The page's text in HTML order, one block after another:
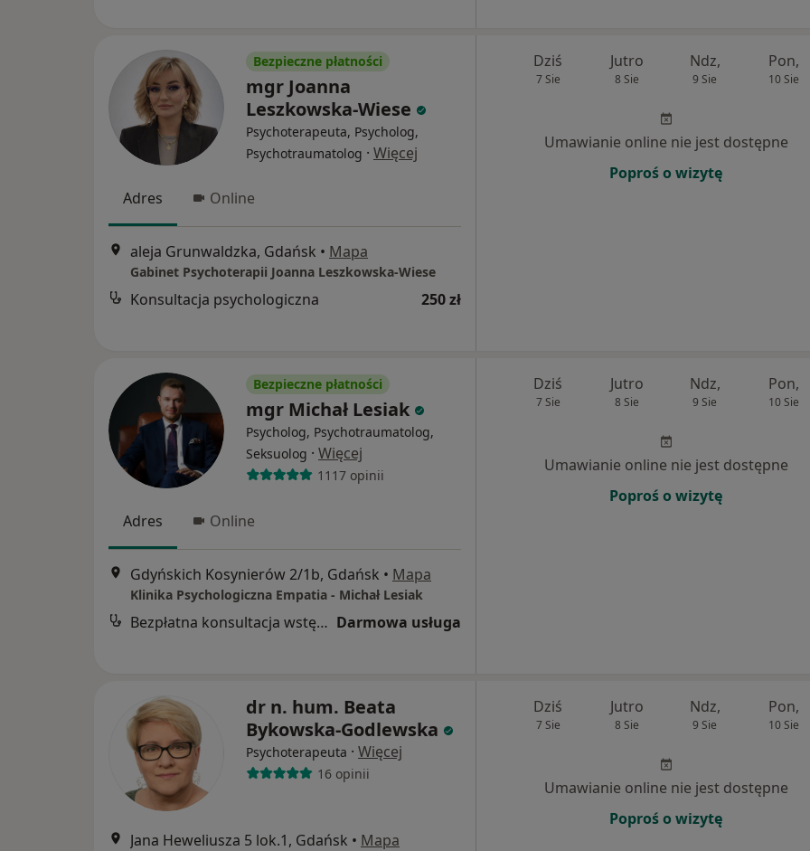
Bezpieczne płatności
mgr Joanna
Leszkowska-Wiese
Psychoterapeuta, Psycholog,
Psychotraumatolog · Więcej
Adres Online
aleja Grunwaldzka, Gdańsk • Mapa
Gabinet Psychoterapii Joanna Leszkowska-Wiese
Konsultacja psychologiczna 250 zł
Dziś
7 Sie
Jutro
8 Sie
Ndz,
9 Sie
Pon,
10 Sie
Umawianie online nie jest dostępne
Poproś o wizytę
Bezpieczne płatności
mgr Michał Lesiak
Psycholog, Psychotraumatolog,
Seksuolog · Więcej
1117 opinii
Adres Online
Gdyńskich Kosynierów 2/1b, Gdańsk • Mapa
Klinika Psychologiczna Empatia - Michał Lesiak
Bezpłatna konsultacja wstępna - telefoniczna Darmowa usługa
Dziś
7 Sie
Jutro
8 Sie
Ndz,
9 Sie
Pon,
10 Sie
Umawianie online nie jest dostępne
Poproś o wizytę
dr n. hum. Beata
Bykowska-Godlewska
Psychoterapeuta · Więcej
16 opinii
Jana Heweliusza 5 lok.1, Gdańsk • Mapa
Dziś
7 Sie
Jutro
8 Sie
Ndz,
9 Sie
Pon,
10 Sie
Umawianie online nie jest dostępne
Poproś o wizytę